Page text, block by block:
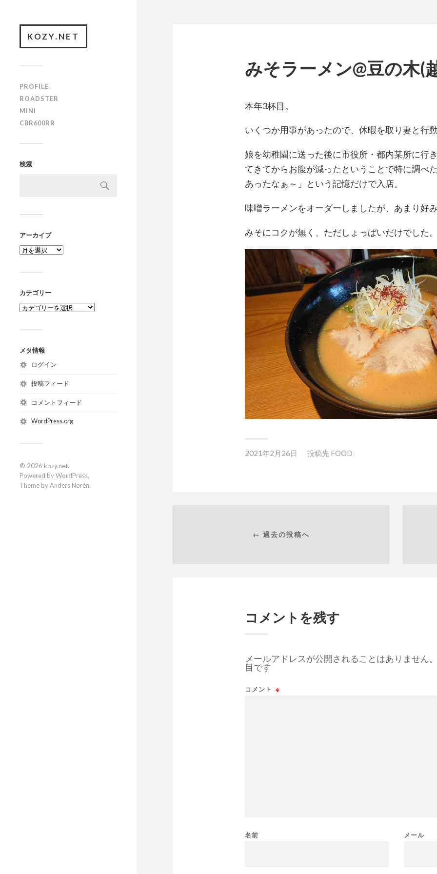
KOZY.NET
PROFILE
ROADSTER
MINI
CBR600RR
検索
アーカイブ
カテゴリー
メタ情報
ログイン
投稿フィード
コメントフィード
WordPress.org
© 2026 kozy.net.
Powered byWordPress.
Theme byAnders Norén.
みそラーメン@豆の木(
本年3杯目。
いくつか用事があったので、休暇を取り妻と行
娘を幼稚園に送った後に市役所・都内某所に行
てきてからお腹が減ったということで特に調べ
あったなぁ～」という記憶だけで入店。
味噌ラーメンをオーダーしましたが、あまり好
みそにコクが無く、ただしょっぱいだけでした
2021年2月26日 投稿先 FOOD
← 過去の投稿へ
コメントを残す
メールアドレスが公開されることはありません
目です
コメント ※
名前 メール